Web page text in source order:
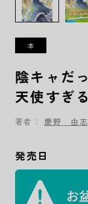
陰キャだ
天使すぎ
著者： 慶野 由志
発売日